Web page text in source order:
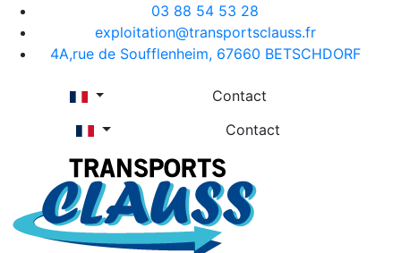
03 88 54 53 28
exploitation@transportsclauss.fr
4A,rue de Soufflenheim, 67660 BETSCHDORF
Contact
Contact